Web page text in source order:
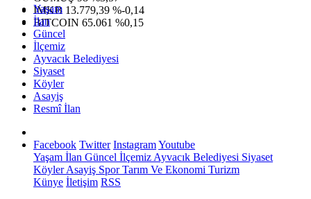
IMKB 13.779,39 %-0,14
BITCOIN 65.061 %0,15
Yaşam
İlan
Güncel
İlçemiz
Ayvacık Belediyesi
Siyaset
Köyler
Asayiş
Resmî İlan
Facebook Twitter InstagramYoutube
Yaşam İlan Güncel İlçemiz Ayvacık Belediyesi Siyaset
KöylerAsayiş SporTarım Ve Ekonomi Turizm
Künye İletişim RSS